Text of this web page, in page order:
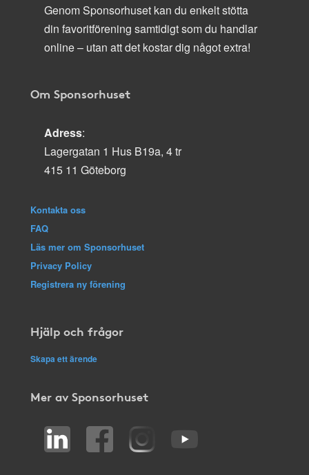
Genom Sponsorhuset kan du enkelt stötta
din favoritförening samtidigt som du handlar
online – utan att det kostar dig något extra!
Om Sponsorhuset
Adress:
Lagergatan 1 Hus B19a, 4 tr
415 11 Göteborg
Kontakta oss
FAQ
Läs mer om Sponsorhuset
Privacy Policy
Registrera ny förening
Hjälp och frågor
Skapa ett ärende
Mer av Sponsorhuset